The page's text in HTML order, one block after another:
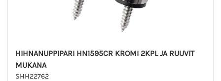
HIHNANUPPIPARI HN1595CR KROMI 2KPL JA RUUVIT
MUKANA
SHH22762